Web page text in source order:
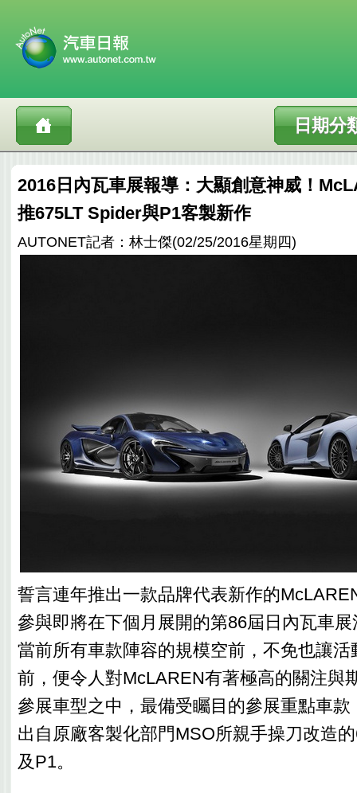
日期分
2016日內瓦車展報導：大顯創意神威！
推675LT Spider與P1客製新作
AUTONET記者：林士傑(02/25/2016星期四)
誓言連年推出一款品牌代表新作的
參與即將在下個月展開的第86屆日內瓦車
當前所有車款陣容的規模空前，不免也讓
前，便令人對McLAREN有著極高的關注與
參展車型之中，最備受矚目的參展重點車
出自原廠客製化部門MSO所親手操刀改造
及P1。